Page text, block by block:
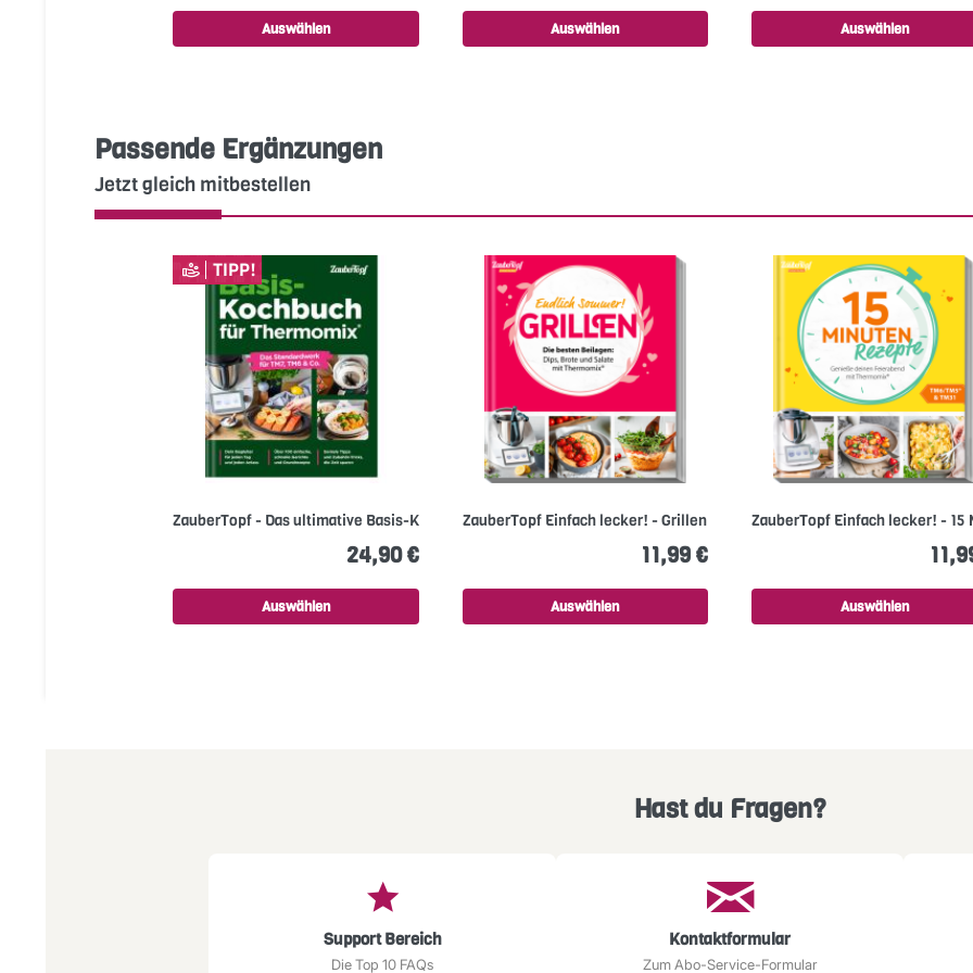
Auswählen Auswählen Auswählen
Passende Ergänzungen
Jetzt gleich mitbestellen
TIPP!
ZauberTopf - Das ultimative Basis-Kochbuch
24,90 €
Auswählen
ZauberTopf Einfach lecker! - Grillen!
11,99 €
Auswählen
ZauberTopf Einfach lecker! - 15
Auswählen
Hast du Fragen?
Support Bereich
Die Top 10 FAQs
Kontaktformular
Zum Abo-Service-Formular